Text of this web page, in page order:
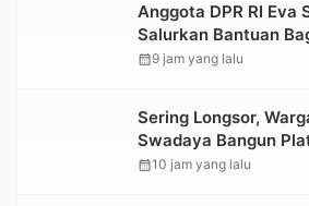
Anggota DPR RI Eva
Salurkan Bantuan
Terdampak Longsor
calendar_month9 jam yang lalu
Sering Longsor,
Swadaya Bangun
Jalan Penghubung
calendar_month10 jam yang lalu